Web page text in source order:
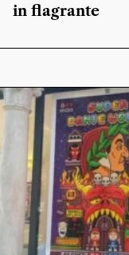
in flagrante